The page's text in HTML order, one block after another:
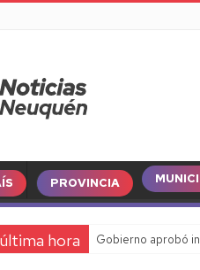
PROVINCIA
hora Gobierno aprobó